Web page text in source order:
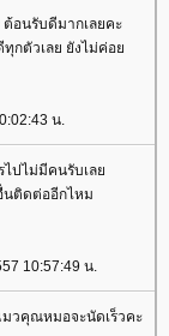
อนรับดีมากเลยคะ
ทุกตัวเลย ยังไม่ค่อ
น.
ไปไม่มีคนรับเล
นติดต่ออีกไหม
10:57:49 น.
วคุณหมอจะนัดเร็วคะ